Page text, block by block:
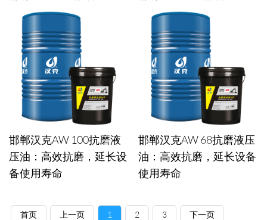
邯郸汉克AW 100抗磨液
压油：高效抗磨，延长设
备使用寿命
邯郸汉克AW 68抗磨液压
油：高效抗磨，延长设备
使用寿命
首页 上一页 1 2 3
下一页